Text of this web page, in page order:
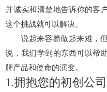
并诚实和清楚地告诉你的客
这个挑战就可以解决。
说起来容易做起来难，
说，我们学到的东西可以帮
牌产品和使命的演变。
1.拥抱您的初创公